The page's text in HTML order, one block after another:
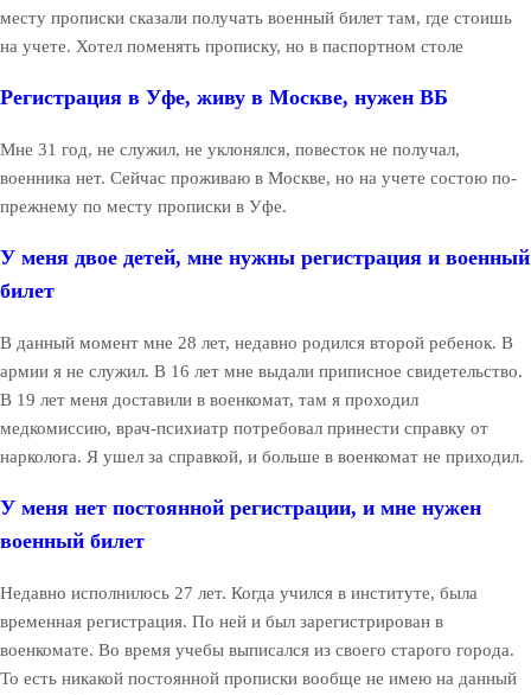
месту прописки сказали получать военный билет там, где стоишь
на учете. Хотел поменять прописку, но в паспортном столе
Регистрация в Уфе, живу в Москве, нужен ВБ
Мне 31 год, не служил, не уклонялся, повесток не получал,
военника нет. Сейчас проживаю в Москве, но на учете состою по-
прежнему по месту прописки в Уфе.
У меня двое детей, мне нужны регистрация и военный
билет
В данный момент мне 28 лет, недавно родился второй ребенок. В
армии я не служил. В 16 лет мне выдали приписное свидетельство.
В 19 лет меня доставили в военкомат, там я проходил
медкомиссию, врач-психиатр потребовал принести справку от
нарколога. Я ушел за справкой, и больше в военкомат не приходил.
У меня нет постоянной регистрации, и мне нужен
военный билет
Недавно исполнилось 27 лет. Когда учился в институте, была
временная регистрация. По ней и был зарегистрирован в
военкомате. Во время учебы выписался из своего старого города.
То есть никакой постоянной прописки вообще не имею на данный